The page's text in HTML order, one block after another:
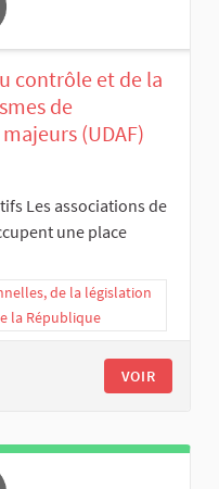
contrôle et de la
de
(UDAF)
Les associations de
une place
de la législation
la République
VOIR